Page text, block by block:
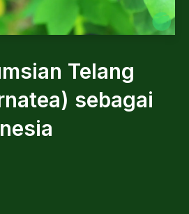
Telang
sebagai